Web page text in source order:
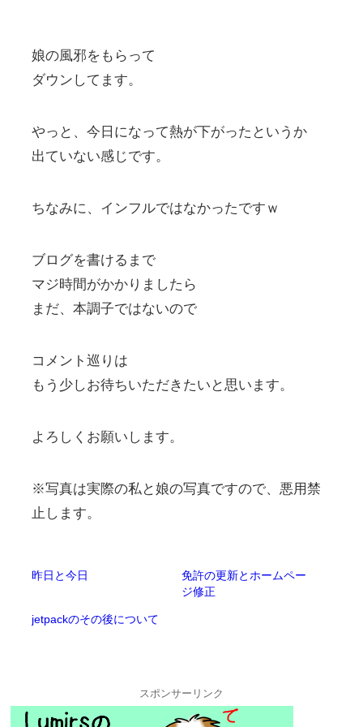
娘の風邪をもらって
ダウンしてます。
やっと、今日になって熱が下がったというか
出ていない感じです。
ちなみに、インフルではなかったですｗ
ブログを書けるまで
マジ時間がかかりましたら
まだ、本調子ではないので
コメント巡りは
もう少しお待ちいただきたいと思います。
よろしくお願いします。
※写真は実際の私と娘の写真ですので、悪用禁
止します。
昨日と今日
免許の更新とホームペー
ジ修正
jetpackのその後について
スポンサーリンク